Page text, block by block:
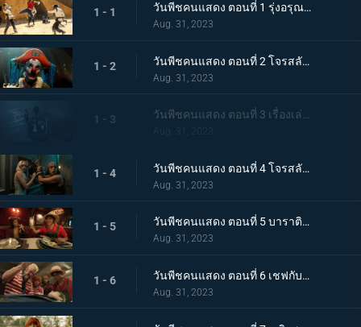
1 - 1 วันพีชคนแสดง ตอนที่ 1 รุ่งอรุณแห่งความโรแมนติก
Aug. 31, 2023
1 - 2 วันพีชคนแสดง ตอนที่ 2 โจรสลัดหมวกฟาง
Aug. 31, 2023
1 - 3 วันพีชคนแสดง ตอนที่ 3 เรื่องเล่าเหลือเชื่อ
Aug. 31, 2023
1 - 4 วันพีชคนแสดง ตอนที่ 4 โจรสลัดกำลังมา
Aug. 31, 2023
1 - 5 วันพีชคนแสดง ตอนที่ 5 บาราติเอพร้อมให้บริการ
Aug. 31, 2023
1 - 6 วันพีชคนแสดง ตอนที่ 6 เชฟกับเด็กรับใช้
Aug. 31, 2023